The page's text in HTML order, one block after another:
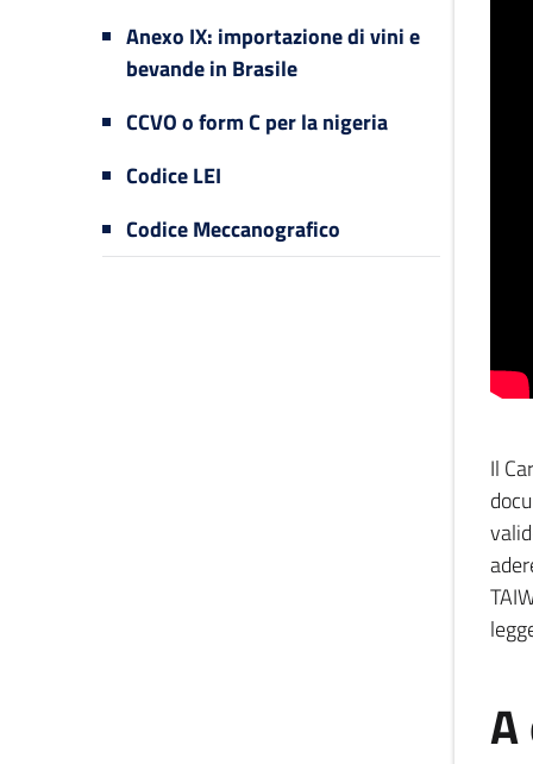
Anexo IX: importazione di vini e
bevande in Brasile
CCVO o form C per la nigeria
Codice LEI
Codice Meccanografico
Il